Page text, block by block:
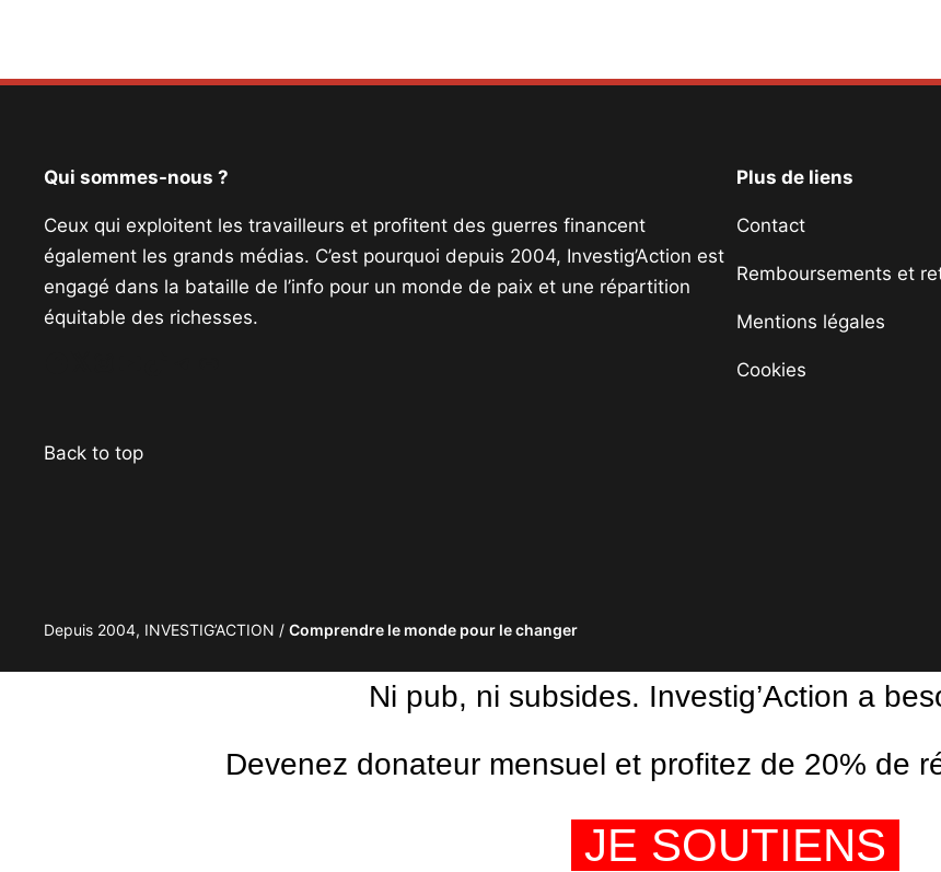
Qui sommes-nous ?
Ceux qui exploitent les travailleurs et profitent des guerres financent
également les grands médias. C’est pourquoi depuis 2004, Investig’Action est
engagé dans la bataille de l’info pour un monde de paix et une répartition
équitable des richesses.
Plus de liens
Contact
Remboursements et
Mentions légales
Cookies
Back to top
Depuis 2004, INVESTIG’ACTION /Comprendre le monde pour le changer
Ni pub, ni subsides. Investig’Action a
Devenez donateur mensuel et profitez de 20% de
JE SOUTIENS